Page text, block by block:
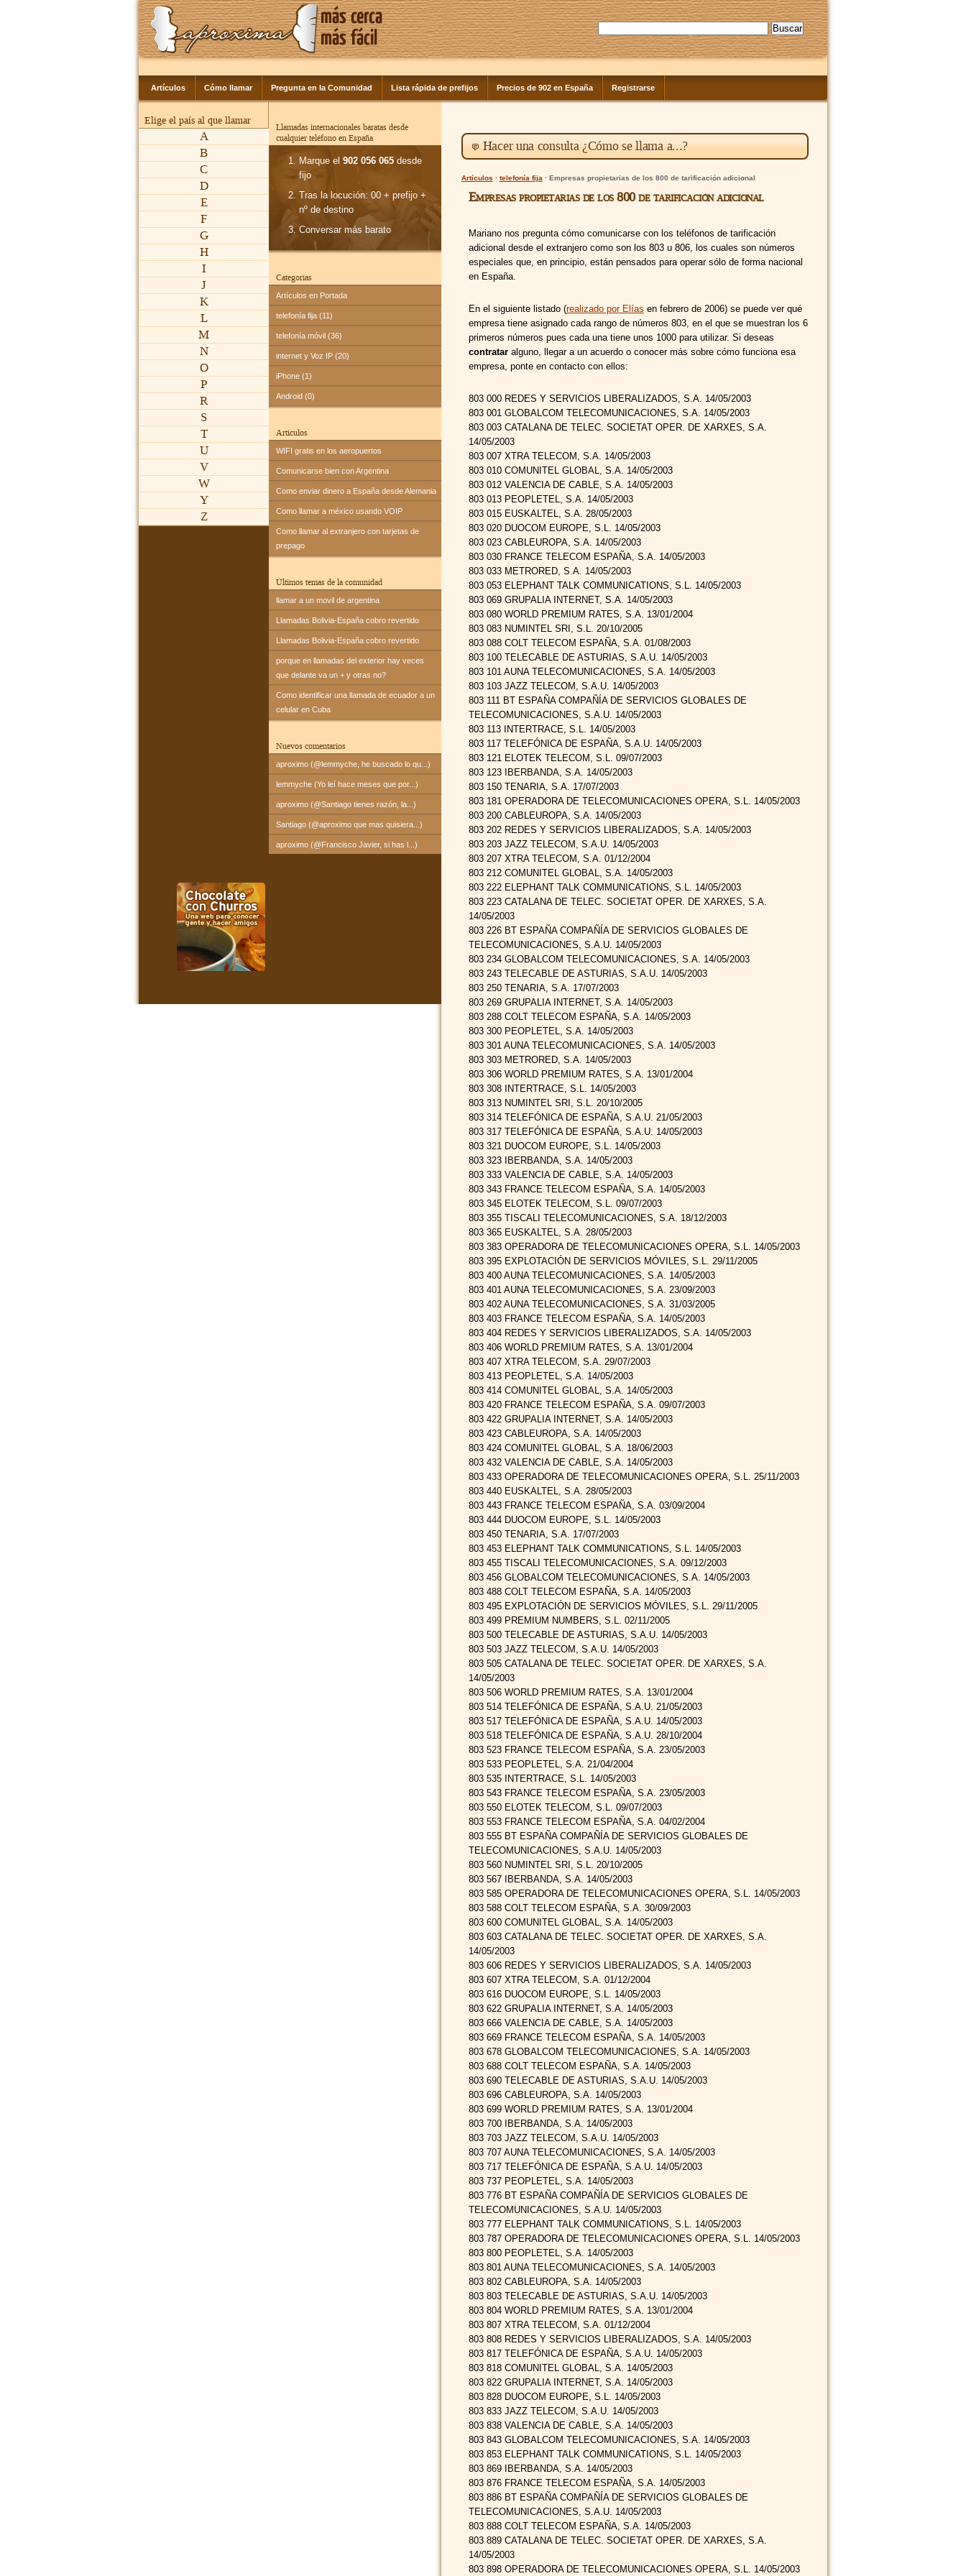
Artículos Cómo llamar Pregunta en la Comunidad Lista rápida de prefijos Precios de 902 en España Registrarse
Elige el país al que llamar
A
B
C
D
E
F
G
H
I
J
K
L
M
N
O
P
R
S
T
U
V
W
Y
Z
Llamadas internacionales baratas desde
cualquier teléfono en España
Marque el902 056 065 desde
fijo
Tras la locución: 00 + prefijo +
nº de destino
Conversar más barato
Categorías
Artículos en Portada
telefonía fija (11)
telefonía móvil (36)
internet y Voz IP (20)
iPhone (1)
Android (0)
Artículos
WIFI gratis en los aeropuertos
Comunicarse bien con Argentina
Como enviar dinero a España desde Alemania
Como llamar a méxico usando VOIP
Como llamar al extranjero con tarjetas de
prepago
Últimos temas de la comunidad
llamar a un movil de argentina
Llamadas Bolivia-España cobro revertido
Llamadas Bolivia-España cobro revertido
porque en llamadas del exterior hay veces
que delante va un + y otras no?
Como identificar una llamada de ecuador a un
celular en Cuba
Nuevos comentarios
aproximo (@lemmyche, he buscado lo qu...)
lemmyche (Yo leí hace meses que por...)
aproximo (@Santiago tienes razón, la...)
Santiago (@aproximo que mas quisiera...)
aproximo (@Francisco Javier, si has l...)
Hacer una consulta ¿Cómo se llama a...?
Artículos · telefonía fija · Empresas propietarias de los 800 de tarificación adicional
Empresas propietarias de los 800 de tarificación adicional
Mariano nos pregunta cómo comunicarse con los teléfonos de tarificación
adicional desde el extranjero como son los 803 u 806, los cuales son números
especiales que, en principio, están pensados para operar sólo de forma nacional
en España.
En el siguiente listado (realizado por Elías en febrero de 2006) se puede ver qué
empresa tiene asignado cada rango de números 803, en el que se muestran los 6
primeros números pues cada una tiene unos 1000 para utilizar. Si deseas
contrataralguno, llegar a un acuerdo o conocer más sobre cómo funciona esa
empresa, ponte en contacto con ellos:
803 000 REDES Y SERVICIOS LIBERALIZADOS, S.A. 14/05/2003
803 001 GLOBALCOM TELECOMUNICACIONES, S.A. 14/05/2003
803 003 CATALANA DE TELEC. SOCIETAT OPER. DE XARXES, S.A.
14/05/2003
803 007 XTRA TELECOM, S.A. 14/05/2003
803 010 COMUNITEL GLOBAL, S.A. 14/05/2003
803 012 VALENCIA DE CABLE, S.A. 14/05/2003
803 013 PEOPLETEL, S.A. 14/05/2003
803 015 EUSKALTEL, S.A. 28/05/2003
803 020 DUOCOM EUROPE, S.L. 14/05/2003
803 023 CABLEUROPA, S.A. 14/05/2003
803 030 FRANCE TELECOM ESPAÑA, S.A. 14/05/2003
803 033 METRORED, S.A. 14/05/2003
803 053 ELEPHANT TALK COMMUNICATIONS, S.L. 14/05/2003
803 069 GRUPALIA INTERNET, S.A. 14/05/2003
803 080 WORLD PREMIUM RATES, S.A. 13/01/2004
803 083 NUMINTEL SRI, S.L. 20/10/2005
803 088 COLT TELECOM ESPAÑA, S.A. 01/08/2003
803 100 TELECABLE DE ASTURIAS, S.A.U. 14/05/2003
803 101 AUNA TELECOMUNICACIONES, S.A. 14/05/2003
803 103 JAZZ TELECOM, S.A.U. 14/05/2003
803 111 BT ESPAÑA COMPAÑÍA DE SERVICIOS GLOBALES DE
TELECOMUNICACIONES, S.A.U. 14/05/2003
803 113 INTERTRACE, S.L. 14/05/2003
803 117 TELEFÓNICA DE ESPAÑA, S.A.U. 14/05/2003
803 121 ELOTEK TELECOM, S.L. 09/07/2003
803 123 IBERBANDA, S.A. 14/05/2003
803 150 TENARIA, S.A. 17/07/2003
803 181 OPERADORA DE TELECOMUNICACIONES OPERA, S.L. 14/05/2003
803 200 CABLEUROPA, S.A. 14/05/2003
803 202 REDES Y SERVICIOS LIBERALIZADOS, S.A. 14/05/2003
803 203 JAZZ TELECOM, S.A.U. 14/05/2003
803 207 XTRA TELECOM, S.A. 01/12/2004
803 212 COMUNITEL GLOBAL, S.A. 14/05/2003
803 222 ELEPHANT TALK COMMUNICATIONS, S.L. 14/05/2003
803 223 CATALANA DE TELEC. SOCIETAT OPER. DE XARXES, S.A.
14/05/2003
803 226 BT ESPAÑA COMPAÑÍA DE SERVICIOS GLOBALES DE
TELECOMUNICACIONES, S.A.U. 14/05/2003
803 234 GLOBALCOM TELECOMUNICACIONES, S.A. 14/05/2003
803 243 TELECABLE DE ASTURIAS, S.A.U. 14/05/2003
803 250 TENARIA, S.A. 17/07/2003
803 269 GRUPALIA INTERNET, S.A. 14/05/2003
803 288 COLT TELECOM ESPAÑA, S.A. 14/05/2003
803 300 PEOPLETEL, S.A. 14/05/2003
803 301 AUNA TELECOMUNICACIONES, S.A. 14/05/2003
803 303 METRORED, S.A. 14/05/2003
803 306 WORLD PREMIUM RATES, S.A. 13/01/2004
803 308 INTERTRACE, S.L. 14/05/2003
803 313 NUMINTEL SRI, S.L. 20/10/2005
803 314 TELEFÓNICA DE ESPAÑA, S.A.U. 21/05/2003
803 317 TELEFÓNICA DE ESPAÑA, S.A.U. 14/05/2003
803 321 DUOCOM EUROPE, S.L. 14/05/2003
803 323 IBERBANDA, S.A. 14/05/2003
803 333 VALENCIA DE CABLE, S.A. 14/05/2003
803 343 FRANCE TELECOM ESPAÑA, S.A. 14/05/2003
803 345 ELOTEK TELECOM, S.L. 09/07/2003
803 355 TISCALI TELECOMUNICACIONES, S.A. 18/12/2003
803 365 EUSKALTEL, S.A. 28/05/2003
803 383 OPERADORA DE TELECOMUNICACIONES OPERA, S.L. 14/05/2003
803 395 EXPLOTACIÓN DE SERVICIOS MÓVILES, S.L. 29/11/2005
803 400 AUNA TELECOMUNICACIONES, S.A. 14/05/2003
803 401 AUNA TELECOMUNICACIONES, S.A. 23/09/2003
803 402 AUNA TELECOMUNICACIONES, S.A. 31/03/2005
803 403 FRANCE TELECOM ESPAÑA, S.A. 14/05/2003
803 404 REDES Y SERVICIOS LIBERALIZADOS, S.A. 14/05/2003
803 406 WORLD PREMIUM RATES, S.A. 13/01/2004
803 407 XTRA TELECOM, S.A. 29/07/2003
803 413 PEOPLETEL, S.A. 14/05/2003
803 414 COMUNITEL GLOBAL, S.A. 14/05/2003
803 420 FRANCE TELECOM ESPAÑA, S.A. 09/07/2003
803 422 GRUPALIA INTERNET, S.A. 14/05/2003
803 423 CABLEUROPA, S.A. 14/05/2003
803 424 COMUNITEL GLOBAL, S.A. 18/06/2003
803 432 VALENCIA DE CABLE, S.A. 14/05/2003
803 433 OPERADORA DE TELECOMUNICACIONES OPERA, S.L. 25/11/2003
803 440 EUSKALTEL, S.A. 28/05/2003
803 443 FRANCE TELECOM ESPAÑA, S.A. 03/09/2004
803 444 DUOCOM EUROPE, S.L. 14/05/2003
803 450 TENARIA, S.A. 17/07/2003
803 453 ELEPHANT TALK COMMUNICATIONS, S.L. 14/05/2003
803 455 TISCALI TELECOMUNICACIONES, S.A. 09/12/2003
803 456 GLOBALCOM TELECOMUNICACIONES, S.A. 14/05/2003
803 488 COLT TELECOM ESPAÑA, S.A. 14/05/2003
803 495 EXPLOTACIÓN DE SERVICIOS MÓVILES, S.L. 29/11/2005
803 499 PREMIUM NUMBERS, S.L. 02/11/2005
803 500 TELECABLE DE ASTURIAS, S.A.U. 14/05/2003
803 503 JAZZ TELECOM, S.A.U. 14/05/2003
803 505 CATALANA DE TELEC. SOCIETAT OPER. DE XARXES, S.A.
14/05/2003
803 506 WORLD PREMIUM RATES, S.A. 13/01/2004
803 514 TELEFÓNICA DE ESPAÑA, S.A.U. 21/05/2003
803 517 TELEFÓNICA DE ESPAÑA, S.A.U. 14/05/2003
803 518 TELEFÓNICA DE ESPAÑA, S.A.U. 28/10/2004
803 523 FRANCE TELECOM ESPAÑA, S.A. 23/05/2003
803 533 PEOPLETEL, S.A. 21/04/2004
803 535 INTERTRACE, S.L. 14/05/2003
803 543 FRANCE TELECOM ESPAÑA, S.A. 23/05/2003
803 550 ELOTEK TELECOM, S.L. 09/07/2003
803 553 FRANCE TELECOM ESPAÑA, S.A. 04/02/2004
803 555 BT ESPAÑA COMPAÑÍA DE SERVICIOS GLOBALES DE
TELECOMUNICACIONES, S.A.U. 14/05/2003
803 560 NUMINTEL SRI, S.L. 20/10/2005
803 567 IBERBANDA, S.A. 14/05/2003
803 585 OPERADORA DE TELECOMUNICACIONES OPERA, S.L. 14/05/2003
803 588 COLT TELECOM ESPAÑA, S.A. 30/09/2003
803 600 COMUNITEL GLOBAL, S.A. 14/05/2003
803 603 CATALANA DE TELEC. SOCIETAT OPER. DE XARXES, S.A.
14/05/2003
803 606 REDES Y SERVICIOS LIBERALIZADOS, S.A. 14/05/2003
803 607 XTRA TELECOM, S.A. 01/12/2004
803 616 DUOCOM EUROPE, S.L. 14/05/2003
803 622 GRUPALIA INTERNET, S.A. 14/05/2003
803 666 VALENCIA DE CABLE, S.A. 14/05/2003
803 669 FRANCE TELECOM ESPAÑA, S.A. 14/05/2003
803 678 GLOBALCOM TELECOMUNICACIONES, S.A. 14/05/2003
803 688 COLT TELECOM ESPAÑA, S.A. 14/05/2003
803 690 TELECABLE DE ASTURIAS, S.A.U. 14/05/2003
803 696 CABLEUROPA, S.A. 14/05/2003
803 699 WORLD PREMIUM RATES, S.A. 13/01/2004
803 700 IBERBANDA, S.A. 14/05/2003
803 703 JAZZ TELECOM, S.A.U. 14/05/2003
803 707 AUNA TELECOMUNICACIONES, S.A. 14/05/2003
803 717 TELEFÓNICA DE ESPAÑA, S.A.U. 14/05/2003
803 737 PEOPLETEL, S.A. 14/05/2003
803 776 BT ESPAÑA COMPAÑÍA DE SERVICIOS GLOBALES DE
TELECOMUNICACIONES, S.A.U. 14/05/2003
803 777 ELEPHANT TALK COMMUNICATIONS, S.L. 14/05/2003
803 787 OPERADORA DE TELECOMUNICACIONES OPERA, S.L. 14/05/2003
803 800 PEOPLETEL, S.A. 14/05/2003
803 801 AUNA TELECOMUNICACIONES, S.A. 14/05/2003
803 802 CABLEUROPA, S.A. 14/05/2003
803 803 TELECABLE DE ASTURIAS, S.A.U. 14/05/2003
803 804 WORLD PREMIUM RATES, S.A. 13/01/2004
803 807 XTRA TELECOM, S.A. 01/12/2004
803 808 REDES Y SERVICIOS LIBERALIZADOS, S.A. 14/05/2003
803 817 TELEFÓNICA DE ESPAÑA, S.A.U. 14/05/2003
803 818 COMUNITEL GLOBAL, S.A. 14/05/2003
803 822 GRUPALIA INTERNET, S.A. 14/05/2003
803 828 DUOCOM EUROPE, S.L. 14/05/2003
803 833 JAZZ TELECOM, S.A.U. 14/05/2003
803 838 VALENCIA DE CABLE, S.A. 14/05/2003
803 843 GLOBALCOM TELECOMUNICACIONES, S.A. 14/05/2003
803 853 ELEPHANT TALK COMMUNICATIONS, S.L. 14/05/2003
803 869 IBERBANDA, S.A. 14/05/2003
803 876 FRANCE TELECOM ESPAÑA, S.A. 14/05/2003
803 886 BT ESPAÑA COMPAÑÍA DE SERVICIOS GLOBALES DE
TELECOMUNICACIONES, S.A.U. 14/05/2003
803 888 COLT TELECOM ESPAÑA, S.A. 14/05/2003
803 889 CATALANA DE TELEC. SOCIETAT OPER. DE XARXES, S.A.
14/05/2003
803 898 OPERADORA DE TELECOMUNICACIONES OPERA, S.L. 14/05/2003